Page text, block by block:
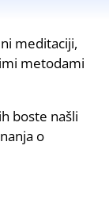
meditaciji,
metodami
boste našli
o